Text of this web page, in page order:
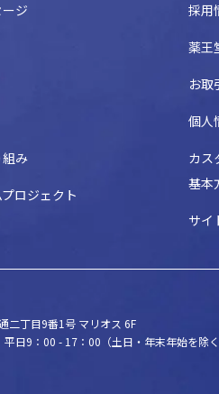
ジ
み
ロジェクト
採用
薬王
お取
個人
カス
基本
サイ
二丁目9番1号 マリオス 6F
平日9：00 - 17：00（土日・年末年始を除